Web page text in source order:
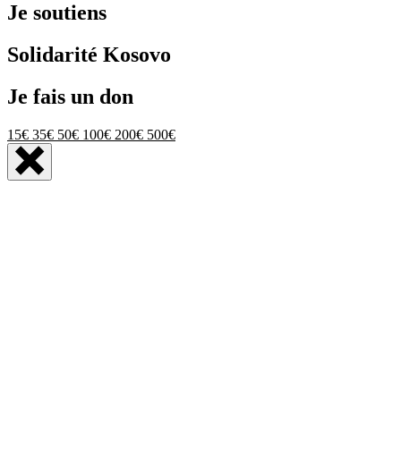
Je soutiens
Solidarité Kosovo
Je fais un don
15€ 35€ 50€ 100€ 200€ 500€